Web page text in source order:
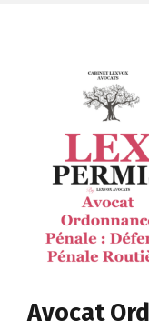
agrandie
Avocat